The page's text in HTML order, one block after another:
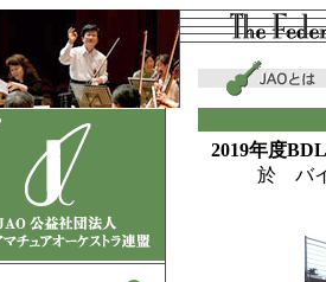
2019年度
於 バイ